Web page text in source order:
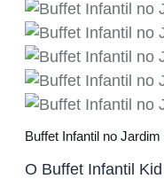
Buffet Infantil no
O Buffet Infantil